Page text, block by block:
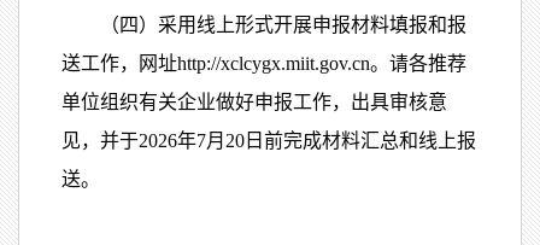
（四）采用线上形式开展申报材料填报和报
送工作，网址http://xclcygx.miit.gov.cn。请各推荐
单位组织有关企业做好申报工作，出具审核意
见，并于2026年7月20日前完成材料汇总和线上报
送。